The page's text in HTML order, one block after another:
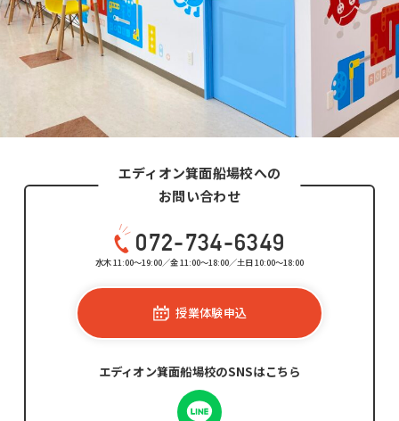
エディオン箕面船場校への
お問い合わせ
072-734-6349
水木 11:00～19:00／金 11:00～18:00／土日 10:00～18:00
授業体験申込
エディオン箕面船場校のSNSはこちら